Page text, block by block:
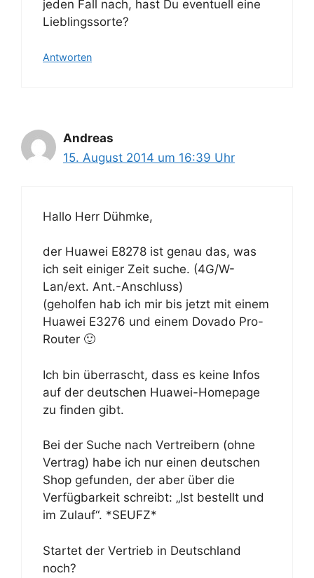
jeden Fall nach, hast Du eventuell eine
Lieblingssorte?
Antworten
Andreas
15. August 2014 um 16:39 Uhr
Hallo Herr Dühmke,
der Huawei E8278 ist genau das, was
ich seit einiger Zeit suche. (4G/W-
Lan/ext. Ant.-Anschluss)
(geholfen hab ich mir bis jetzt mit einem
Huawei E3276 und einem Dovado Pro-
Router 🙂
Ich bin überrascht, dass es keine Infos
auf der deutschen Huawei-Homepage
zu finden gibt.
Bei der Suche nach Vertreibern (ohne
Vertrag) habe ich nur einen deutschen
Shop gefunden, der aber über die
Verfügbarkeit schreibt: „Ist bestellt und
im Zulauf“. *SEUFZ*
Startet der Vertrieb in Deutschland
noch?